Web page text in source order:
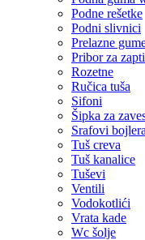
Podne rešetke
Podni slivnici
Prelazne
Pribor za
Rozetne
Ručica tuša
Sifoni
Šipka za
Srafovi
Tuš creva
Tuš kanalice
Tuševi
Ventili
Vodokotlići
Vrata kade
Wc šolje